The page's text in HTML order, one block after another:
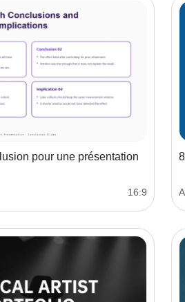
pour une présentation
16:9